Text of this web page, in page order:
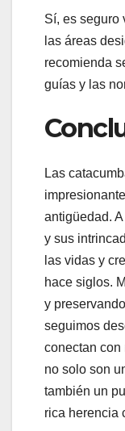
Sí, es seguro
las áreas
recomienda
guías y las
Las
antigüedad.
y sus
las vidas y
hace siglos.
y
seguimos
conectan con
no solo son
también un
rica herencia